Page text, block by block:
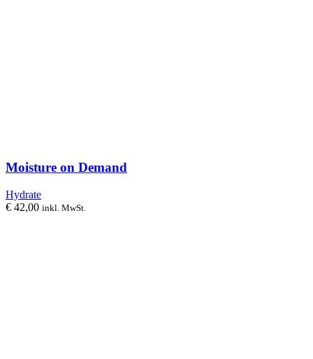
Moisture on Demand
Hydrate
€ 42,00 inkl. MwSt.